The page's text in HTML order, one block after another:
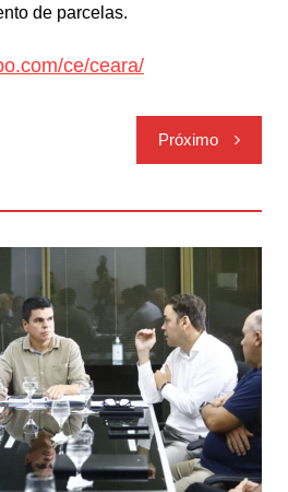
de parcelas.
ce/ceara/
Próximo